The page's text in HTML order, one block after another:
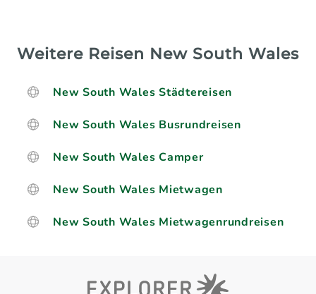
Weitere Reisen New South Wales
New South Wales Städtereisen
New South Wales Busrundreisen
New South Wales Camper
New South Wales Mietwagen
New South Wales Mietwagenrundreisen